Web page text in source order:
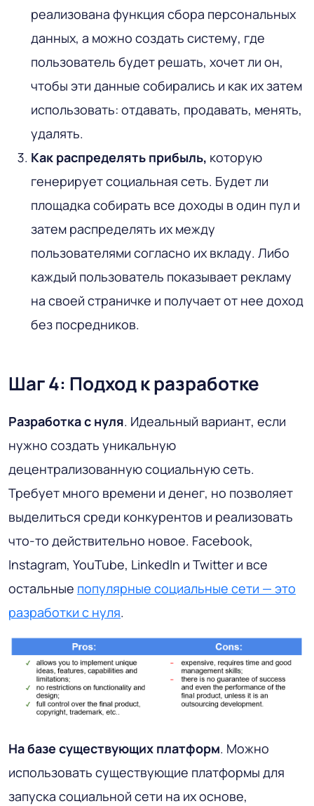
реализована функция сбора персональных
данных, а можно создать систему, где
пользователь будет решать, хочет ли он,
чтобы эти данные собирались и как их затем
использовать: отдавать, продавать, менять,
удалять.
Как распределять прибыль, которую
генерирует социальная сеть. Будет ли
площадка собирать все доходы в один пул и
затем распределять их между
пользователями согласно их вкладу. Либо
каждый пользователь показывает рекламу
на своей страничке и получает от нее доход
без посредников.
Шаг 4: Подход к разработке
Разработка с нуля. Идеальный вариант, если
нужно создать уникальную
децентрализованную социальную сеть.
Требует много времени и денег, но позволяет
выделиться среди конкурентов и реализовать
что-то действительно новое. Facebook,
Instagram, YouTube, LinkedIn и Twitter и все
остальные популярные социальные сети — это
разработки с нуля.
На базе существующих платформ. Можно
использовать существующие платформы для
запуска социальной сети на их основе,